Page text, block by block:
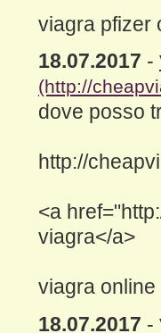
viagra pfizer
18.07.2017 -
(http://
dove posso
http://
<a
viagra</a>
viagra online
18.07.2017 -